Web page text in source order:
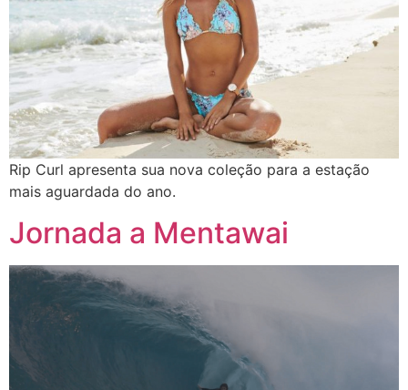
Rip Curl apresenta sua nova coleção para a estação
mais aguardada do ano.
Jornada a Mentawai